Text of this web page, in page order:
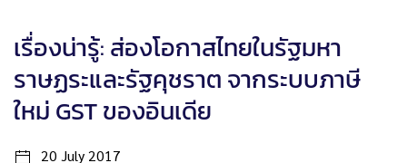
เรื่องน่ารู้: ส่องโอกาสไทยในรัฐมหา
ราษฏระและรัฐคุชราต จากระบบภาษี
ใหม่ GST ของอินเดีย
20 July 2017